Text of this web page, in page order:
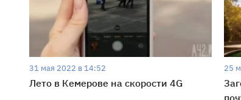
31 мая 2022 в 14:52
Лето в Кемерове на скорости 4G
25